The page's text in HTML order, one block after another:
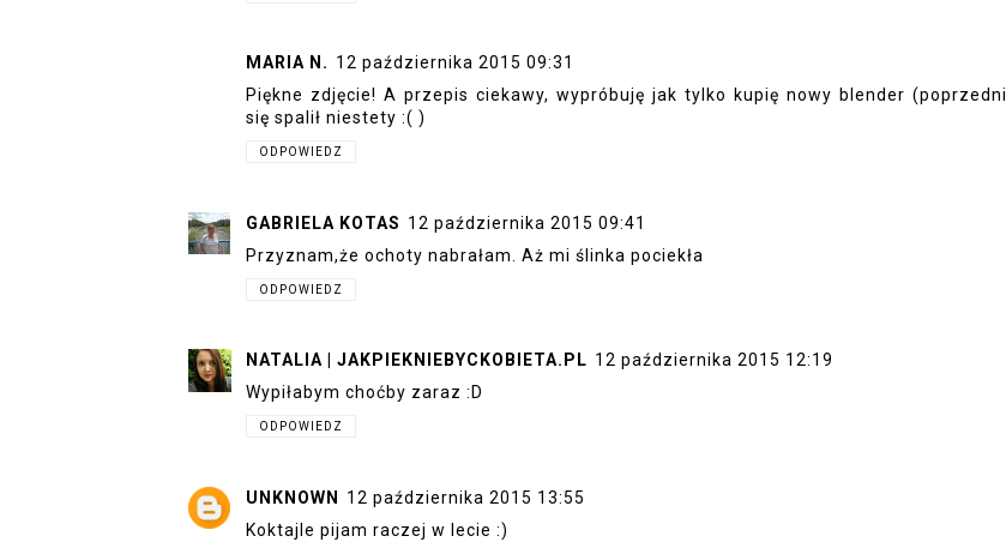
MARIA N. 12 października 2015 09:31
Piękne zdjęcie! A przepis ciekawy, wypróbuję jak tylko kupię nowy blender (poprzedni
się spalił niestety :( )
ODPOWIEDZ
GABRIELA KOTAS 12 października 2015 09:41
Przyznam,że ochoty nabrałam. Aż mi ślinka pociekła
ODPOWIEDZ
NATALIA | JAKPIEKNIEBYCKOBIETA.PL 12 października 2015 12:19
Wypiłabym choćby zaraz :D
ODPOWIEDZ
UNKNOWN 12 października 2015 13:55
Koktajle pijam raczej w lecie :)